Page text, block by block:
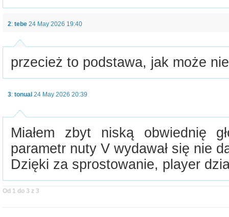
2: tebe 24 May 2026 19:40
przecież to podstawa, jak może
3: tonual 24 May 2026 20:39
Miałem zbyt niską obwiednię
parametr nuty V wydawał się nie
Dzięki za sprostowanie, player
Od 1 do 3 z 3